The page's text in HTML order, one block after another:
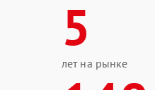
5
лет на рынке